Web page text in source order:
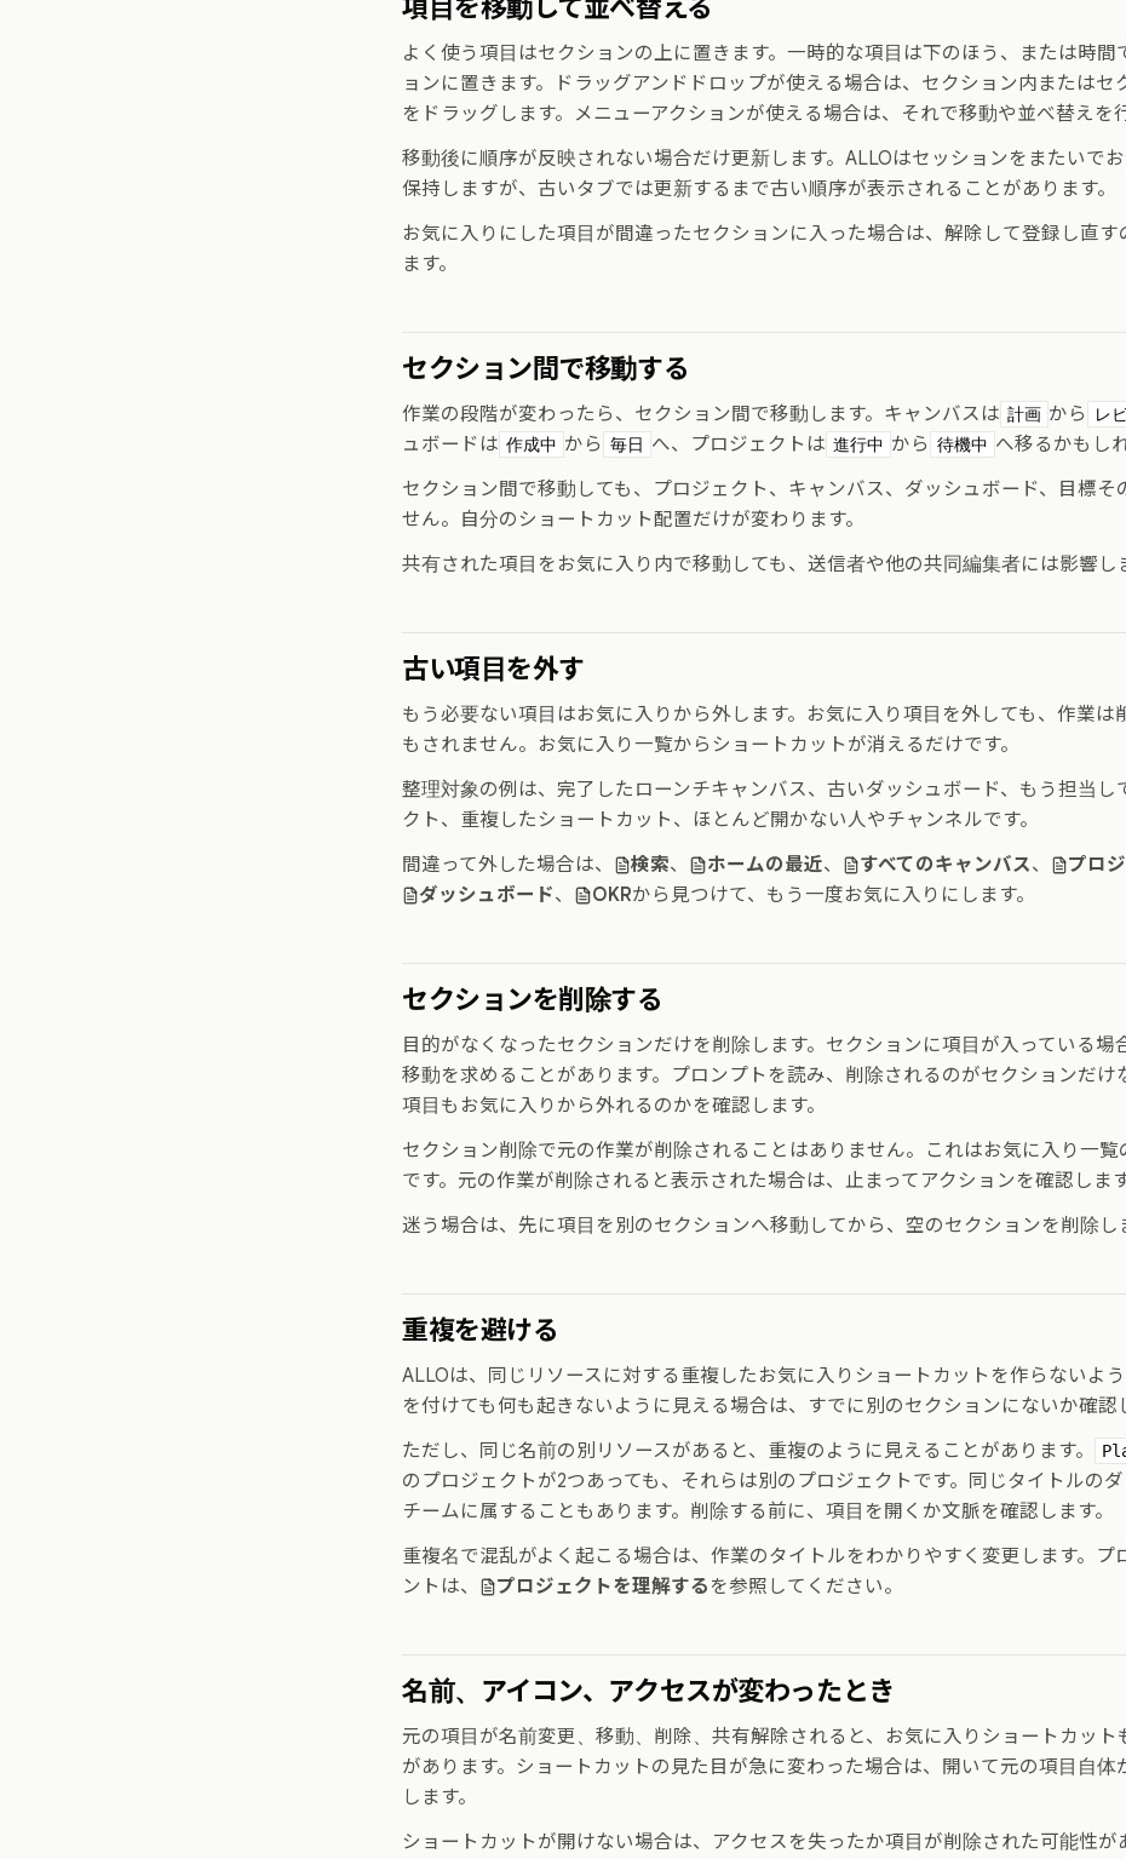
項目を移動して並べ替える
よく使う項目はセクションの上に置きます。一時的な項目は下のほう、または時間
ョンに置きます。ドラッグアンドドロップが使える場合は、セクション内またはセ
をドラッグします。メニューアクションが使える場合は、それで移動や並べ替えを
移動後に順序が反映されない場合だけ更新します。ALLOはセッションをまたいで
保持しますが、古いタブでは更新するまで古い順序が表示されることがあります。
お気に入りにした項目が間違ったセクションに入った場合は、解除して登録し直す
ます。
セクション間で移動する
作業の段階が変わったら、セクション間で移動します。キャンバスは 計画 から レ
ュボードは 作成中 から 毎日 へ、プロジェクトは 進行中 から 待機中 へ移るかもし
セクション間で移動しても、プロジェクト、キャンバス、ダッシュボード、目標そ
せん。自分のショートカット配置だけが変わります。
共有された項目をお気に入り内で移動しても、送信者や他の共同編集者には影響し
古い項目を外す
もう必要ない項目はお気に入りから外します。お気に入り項目を外しても、作業は
もされません。お気に入り一覧からショートカットが消えるだけです。
整理対象の例は、完了したローンチキャンバス、古いダッシュボード、もう担当し
クト、重複したショートカット、ほとんど開かない人やチャンネルです。
間違って外した場合は、
検索、 ホームの最近、 すべてのキャンバス、 プロ
ダッシュボード、 OKRから見つけて、もう一度お気に入りにします。
セクションを削除する
目的がなくなったセクションだけを削除します。セクションに項目が入っている場
移動を求めることがあります。プロンプトを読み、削除されるのがセクションだけ
項目もお気に入りから外れるのかを確認します。
セクション削除で元の作業が削除されることはありません。これはお気に入り一覧
です。元の作業が削除されると表示された場合は、止まってアクションを確認します
迷う場合は、先に項目を別のセクションへ移動してから、空のセクションを削除し
重複を避ける
ALLOは、同じリソースに対する重複したお気に入りショートカットを作らないよ
を付けても何も起きないように見える場合は、すでに別のセクションにないか確認
ただし、同じ名前の別リソースがあると、重複のように見えることがあります。
のプロジェクトが2つあっても、それらは別のプロジェクトです。同じタイトルの
チームに属することもあります。削除する前に、項目を開くか文脈を確認します。
重複名で混乱がよく起こる場合は、作業のタイトルをわかりやすく変更します。プ
ントは、
プロジェクトを理解する を参照してください。
名前、アイコン、アクセスが変わったとき
元の項目が名前変更、移動、削除、共有解除されると、お気に入りショートカット
があります。ショートカットの見た目が急に変わった場合は、開いて元の項目自体
します。
ショートカットが開けない場合は、アクセスを失ったか項目が削除された可能性が